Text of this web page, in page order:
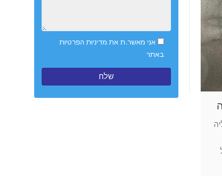
אני מאשר.ת את מדיניות הפרטיות
באתר